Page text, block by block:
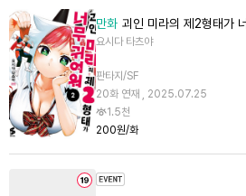
만화 괴인 미라의 제2형태가
요시다 타츠야
판타지/SF
20화 연재 , 2025.07.25
1.5천
200원/화